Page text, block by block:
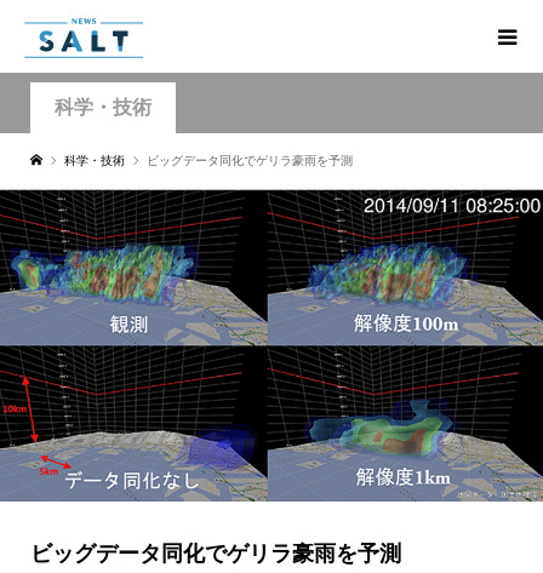
科学・技術
科学・技術 ビッグデータ同化でゲリラ豪雨を予測
ビッグデータ同化でゲリラ豪雨を予測